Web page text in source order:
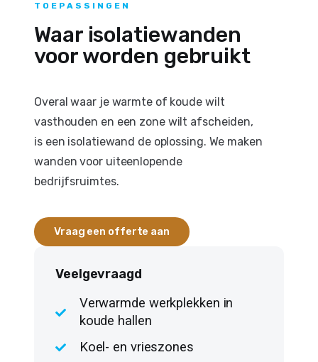
TOEPASSINGEN
Waar isolatiewanden
voor worden gebruikt
Overal waar je warmte of koude wilt
vasthouden en een zone wilt afscheiden,
is een isolatiewand de oplossing. We maken
wanden voor uiteenlopende
bedrijfsruimtes.
Vraag een offerte aan
Veelgevraagd
Verwarmde werkplekken in
koude hallen
Koel- en vrieszones